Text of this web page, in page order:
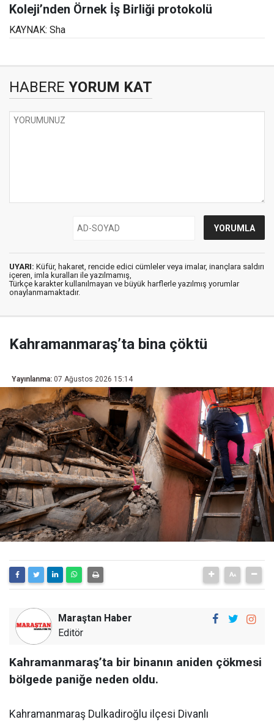
Koleji’nden Örnek İş Birliği protokolü
KAYNAK: Sha
HABERE YORUM KAT
UYARI: Küfür, hakaret, rencide edici cümleler veya imalar, inançlara saldırı
içeren, imla kuralları ile yazılmamış,
Türkçe karakter kullanılmayan ve büyük harflerle yazılmış yorumlar
onaylanmamaktadır.
Kahramanmaraş’ta bina çöktü
Yayınlanma: 07 Ağustos 2026 15:14
Maraştan Haber
Editör
Kahramanmaraş’ta bir binanın aniden çökmesi
bölgede paniğe neden oldu.
Kahramanmaraş Dulkadiroğlu ilçesi Divanlı